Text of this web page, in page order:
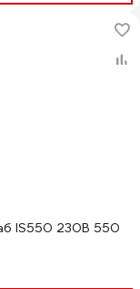
IS550 230В 550